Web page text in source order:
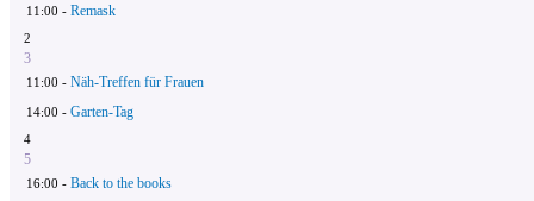
11:00 - Remask
2
3
11:00 - Näh-Treffen für Frauen
14:00 - Garten-Tag
4
5
16:00 - Back to the books